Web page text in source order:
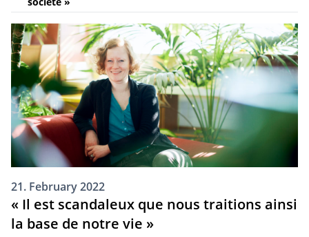
21. February 2022
« Il est scandaleux que nous traitions ainsi
la base de notre vie »